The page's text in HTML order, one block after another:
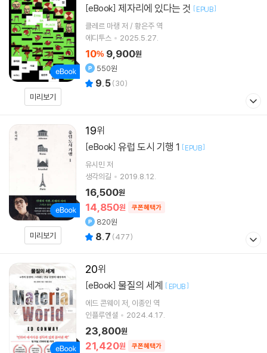
미리보기
[eBook] 제자리에 있다는 것 [EPUB]
클레르 마랭 저 / 황은주 역
에디투스
2025.5.27.
10% 9,900원
550원
9.5(30)
19
미리보기
[eBook] 유럽 도시 기행 1 [EPUB]
유시민 저
생각의길
2019.8.12.
14,850원 쿠폰혜택가
16,500원
820원
8.7 (477)
20
[eBook] 물질의 세계 [ EPUB]
에드 콘웨이 저 이종인 역
인플루엔셜
2024.4.17.
21,420원 쿠폰혜택가
23,800원